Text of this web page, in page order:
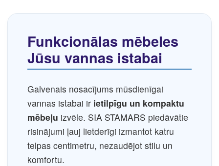
Funkcionālas mēbeles
Jūsu vannas istabai
Galvenais nosacījums mūsdienīgai
vannas istabai ir ietilpīgu un kompaktu
mēbeļu izvēle. SIA STAMARS piedāvātie
risinājumi ļauj lietderīgi izmantot katru
telpas centimetru, nezaudējot stilu un
komfortu.